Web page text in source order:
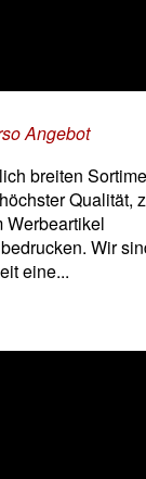
Angebot
breiten
Qualität,
Werbeartikel
Wir
eine...